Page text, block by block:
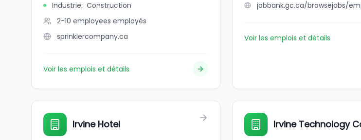
Industrie: Construction
2-10 employees employés
sprinklercompany.ca
Voir les emplois et détails
Voir les emplois et détails
Irvine Hotel Irvine Technology